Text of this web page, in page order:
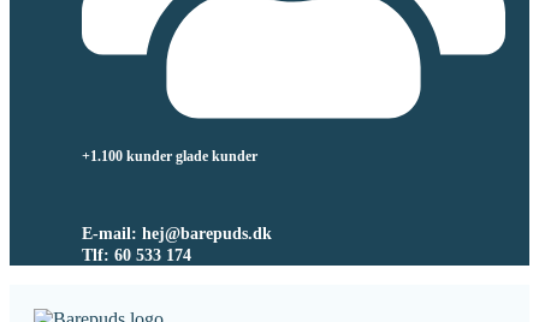
+1.100 kunder glade kunder
E-mail: hej@barepuds.dk
Tlf: 60 533 174